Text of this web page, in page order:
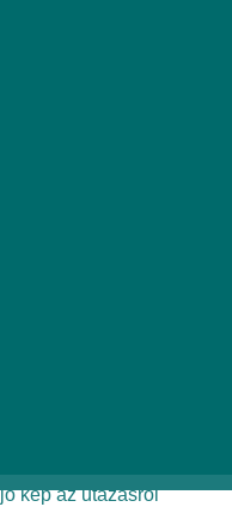
kép az utazásról